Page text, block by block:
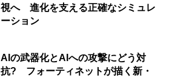
視へ 進化を支える正確なシミュレ
ーション
AIの武器化とAIへの攻撃にどう対
抗? フォーティネットが描く新・